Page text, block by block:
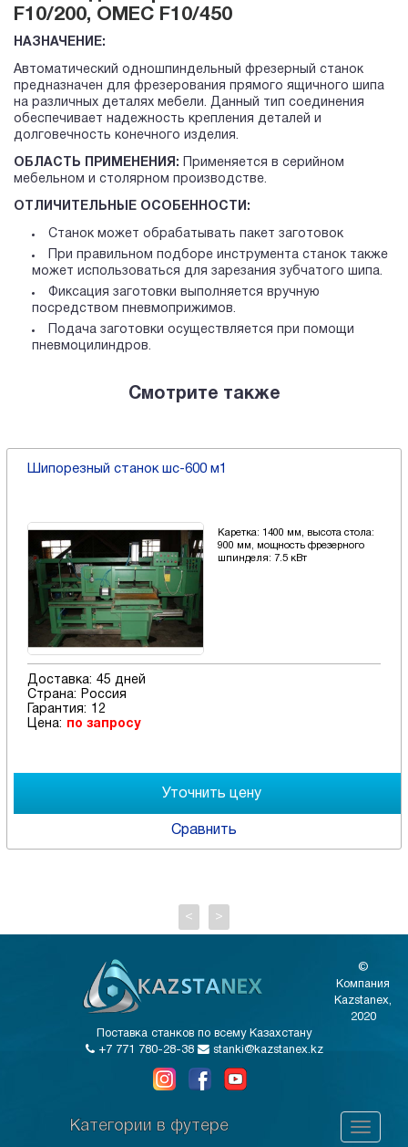
F10/200, OMEC F10/450
НАЗНАЧЕНИЕ:
Автоматический одношпиндельный фрезерный станок
предназначен для фрезерования прямого ящичного шипа
на различных деталях мебели. Данный тип соединения
обеспечивает надежность крепления деталей и
долговечность конечного изделия.
ОБЛАСТЬ ПРИМЕНЕНИЯ: Применяется в серийном
мебельном и столярном производстве.
ОТЛИЧИТЕЛЬНЫЕ ОСОБЕННОСТИ:
Станок может обрабатывать пакет заготовок
При правильном подборе инструмента станок также
может использоваться для зарезания зубчатого шипа.
Фиксация заготовки выполняется вручную
посредством пневмоприжимов.
Подача заготовки осуществляется при помощи
пневмоцилиндров.
Смотрите также
Шипорезный станок шс-600 м1
Каретка: 1400 мм, высота стола:
900 мм, мощность фрезерного
шпинделя: 7.5 кВт
Доставка: 45 дней
Страна:
Россия
Гарантия:
12
Цена:
по запросу
Сравнить
< >
©
Компания
Kazstanex,
2020
Поставка станков по всему Казахстану
+7 771 780-28-38
stanki@kazstanex.kz
Категории в футере